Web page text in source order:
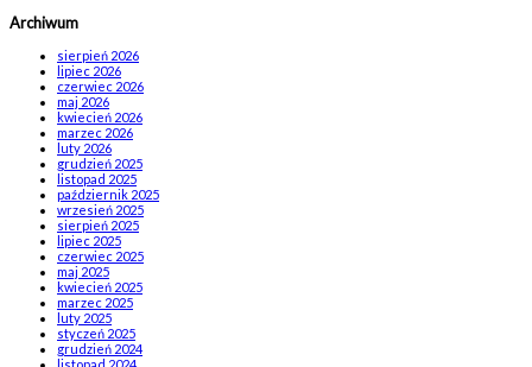
Archiwum
sierpień 2026
lipiec 2026
czerwiec 2026
maj 2026
kwiecień 2026
marzec 2026
luty 2026
grudzień 2025
listopad 2025
październik 2025
wrzesień 2025
sierpień 2025
lipiec 2025
czerwiec 2025
maj 2025
kwiecień 2025
marzec 2025
luty 2025
styczeń 2025
grudzień 2024